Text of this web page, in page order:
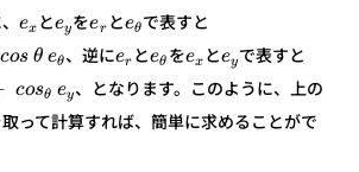
ex とeyをer とeθで表すと
cos θ eθ、逆にer とeθ をex とeyで表すと
cosθ ey、となります。このように、上の
って計算すれば、簡単に求めることがで